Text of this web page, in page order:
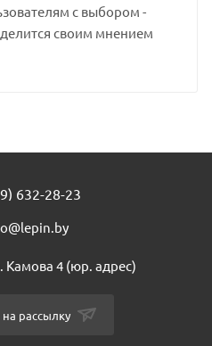
с выбором -
своим мнением
632-28-23
Камова 4 (юр. адрес)
рассылку